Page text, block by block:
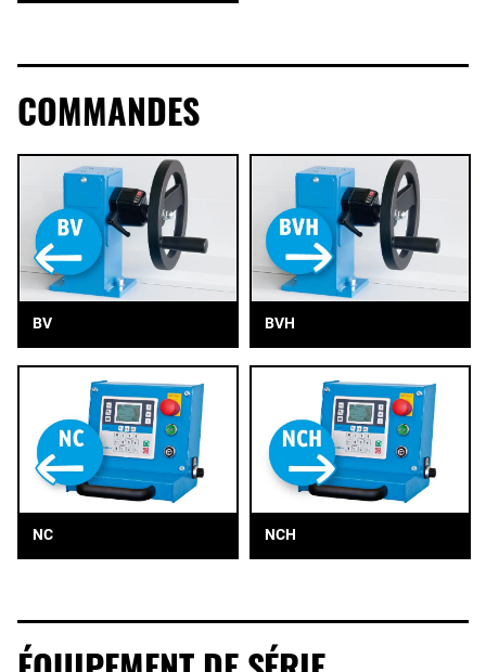
COMMANDES
BV BVH
NC NCH